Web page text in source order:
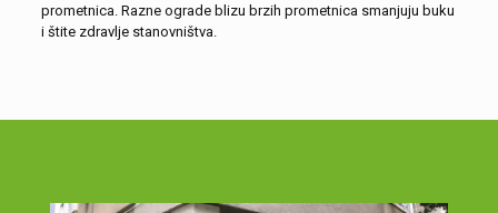
prometnica. Razne ograde blizu brzih prometnica smanjuju buku
i štite zdravlje stanovništva.